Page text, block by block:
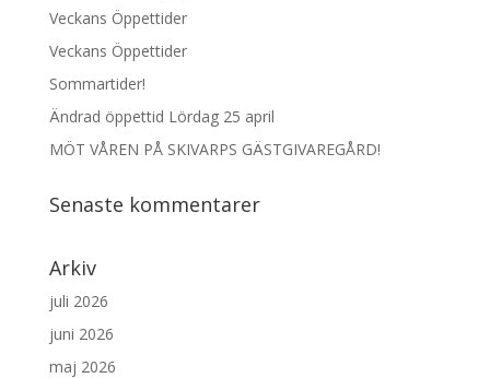
Veckans Öppettider
Veckans Öppettider
Sommartider!
Ändrad öppettid Lördag 25 april
MÖT VÅREN PÅ SKIVARPS GÄSTGIVAREGÅRD!
Senaste kommentarer
Arkiv
juli 2026
juni 2026
maj 2026